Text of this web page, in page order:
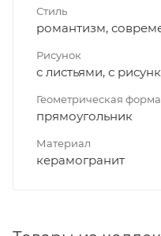
Стиль
романтизм,
Рисунок
с листьями, с
Геометрическая форма
прямоугольник
Материал
керамогранит